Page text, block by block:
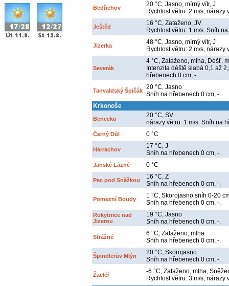
Bedřichov
20 °C, Jasno, mírný vítr, J
Rychlost větru: 2 m/s, nárazy
Ještěd
16 °C, Zataženo, JV
Rychlost větru: 1 m/s. Sníh
Jizerka
48 °C, Jasno, mírný vítr, J
Rychlost větru: 2 m/s, nárazy
Severák
4 °C, Zataženo, mlha, Déšť,
Intenzita déště slabá 0,1 až
hřebenech 0 cm, -.
Tanvaldský Špičák 20 °C, Jasno
Sníh na hřebenech 0 cm, -.
Krkonoše
Benecko
20 °C, SV
nárazy větru: 1 m/s. Sníh na
Černý Důl 0 °C
Harrachov
17 °C, J
Sníh na hřebenech 0 cm, -.
Janské Lázně 0 °C
Pec pod Sněžkou
16 °C, Z
Sníh na hřebenech 0 cm, -.
Pomezní Boudy
1 °C, Skorojasno sníh 0-20
Sníh na hřebenech 0 cm, -.
Rokytnice nad
Jizerou
19 °C, Jasno
Sníh na hřebenech 0 cm, -.
Strážné
6 °C, Zataženo, mlha
Sníh na hřebenech 0 cm, -.
Špindlerův Mlýn
20 °C, Skorojasno
Sníh na hřebenech 0 cm, -.
Žacléř
-6 °C, Zataženo, mlha,
Rychlost větru: 3 m/s, nárazy